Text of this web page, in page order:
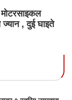
मोटरसाइकल
ज्यान , दुई घाइते